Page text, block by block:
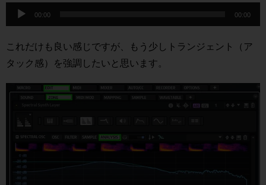
レ
ヤ
ー
00:00 00:00
これだけも良い感じですが、もう少しトランジェント（ア
タック感）を強調したいと思います。